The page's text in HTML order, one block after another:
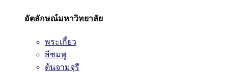
อัตลักษณ์มหาวิทยาลัย
พระเกี้ยว
สีชมพู
ต้นจามจุรี